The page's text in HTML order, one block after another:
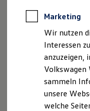
Software,
VW
VW
VW
VW
Fleet
Hilfreiches
Ausstattungen
teilweise
Mehrpreis.
Bitte beachten Sie
Übersicht der
Die angegebenen
sich nicht auf ein
Marketing
Wir nutzen
Interessen
anzuzeigen,
Volkswagen
sammeln
unsere
welche